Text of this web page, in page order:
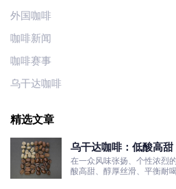
外国咖啡
咖啡新闻
咖啡赛事
乌干达咖啡
精选文章
乌干达咖啡：低酸高
粮豆
在一众风味张扬、个性浓烈
酸高甜、醇厚丝滑、平衡耐